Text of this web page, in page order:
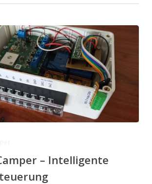
– Intelligente